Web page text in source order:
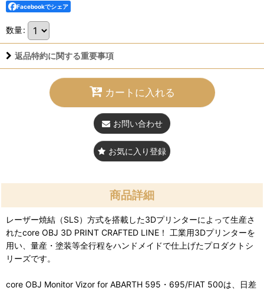
Facebookでシェア
数量:
返品特約に関する重要事項
カートに入れる
お問い合わせ
お気に入り登録
商品詳細
レーザー焼結（SLS）方式を搭載した3Dプリンターによって生産さ
れたcore OBJ 3D PRINT CRAFTED LINE！ 工業用3Dプリンターを
用い、量産・塗装等全行程をハンドメイドで仕上げたプロダクトシ
リーズです。
core OBJ Monitor Vizor for ABARTH 595・695/FIAT 500は、日差